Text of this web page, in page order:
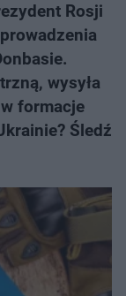
Rosji
wysyła
formacje
Śledź